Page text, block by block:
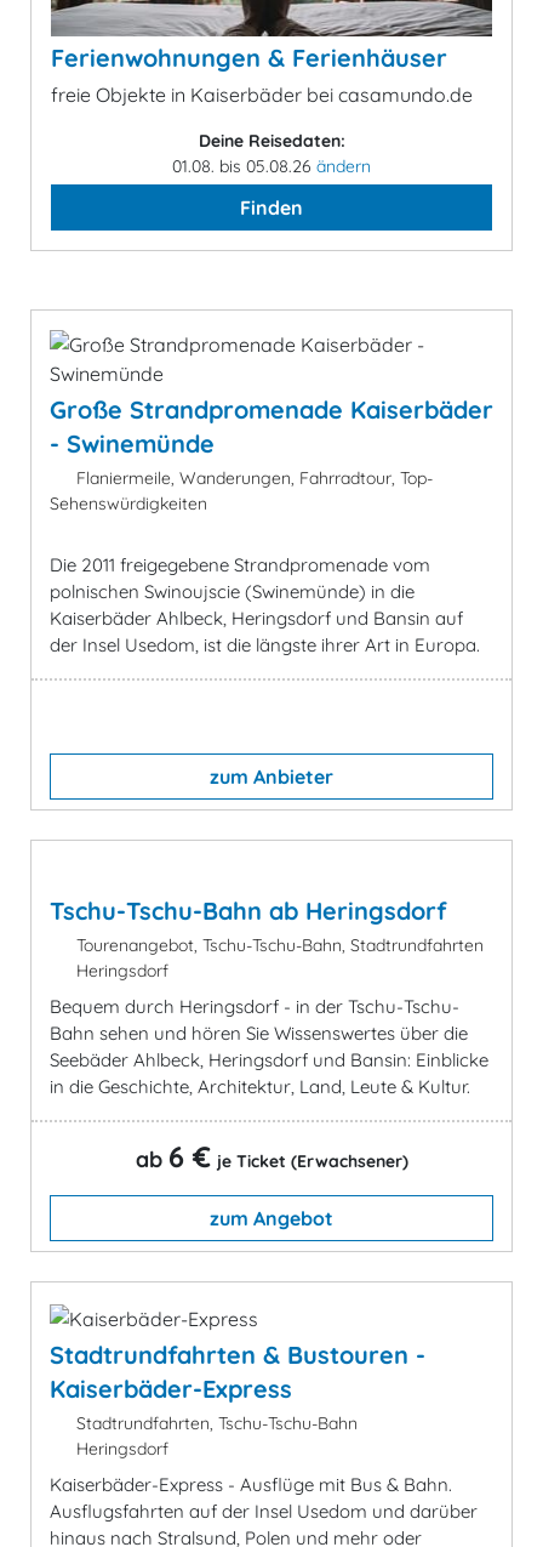
Ferienwohnungen & Ferienhäuser
freie Objekte in Kaiserbäder bei casamundo.de
Deine Reisedaten:
01.08. bis 05.08.26 ändern
Finden
Große Strandpromenade Kaiserbäder
- Swinemünde
Flaniermeile, Wanderungen, Fahrradtour, Top-
Sehenswürdigkeiten
Die 2011 freigegebene Strandpromenade vom
polnischen Swinoujscie (Swinemünde) in die
Kaiserbäder Ahlbeck, Heringsdorf und Bansin auf
der Insel Usedom, ist die längste ihrer Art in Europa.
zum Anbieter
Tschu-Tschu-Bahn ab Heringsdorf
Tourenangebot, Tschu-Tschu-Bahn, Stadtrundfahrten
Heringsdorf
Bequem durch Heringsdorf - in der Tschu-Tschu-
Bahn sehen und hören Sie Wissenswertes über die
Seebäder Ahlbeck, Heringsdorf und Bansin: Einblicke
in die Geschichte, Architektur, Land, Leute & Kultur.
ab 6 € je Ticket (Erwachsener)
zum Angebot
Stadtrundfahrten & Bustouren -
Kaiserbäder-Express
Stadtrundfahrten, Tschu-Tschu-Bahn
Heringsdorf
Kaiserbäder-Express - Ausflüge mit Bus & Bahn.
Ausflugsfahrten auf der Insel Usedom und darüber
hinaus nach Stralsund, Polen und mehr oder